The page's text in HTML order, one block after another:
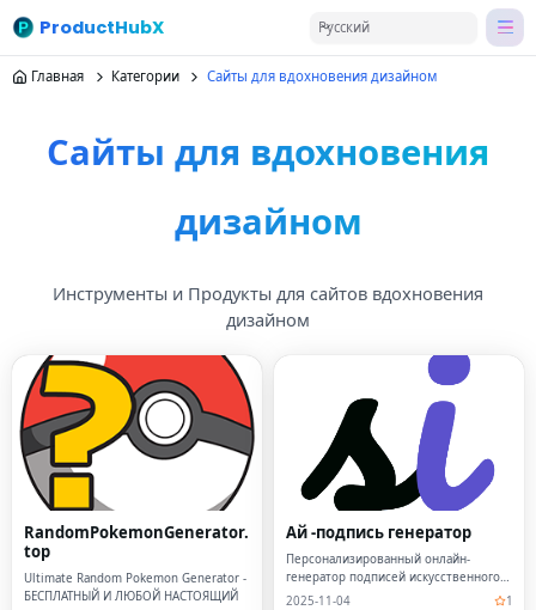
ProductHubX Русский
Главная Категории Сайты для вдохновения дизайном
Сайты для вдохновения
дизайном
Инструменты и Продукты для сайтов вдохновения
дизайном
RandomPokemonGenerator.
top
Ultimate Random Pokemon Generator -
БЕСПЛАТНЫЙ И ЛЮБОЙ НАСТОЯЩИЙ
Ай -подпись генератор
Персонализированный онлайн-
генератор подписей искусственного
интеллекта
2025-11-04
1